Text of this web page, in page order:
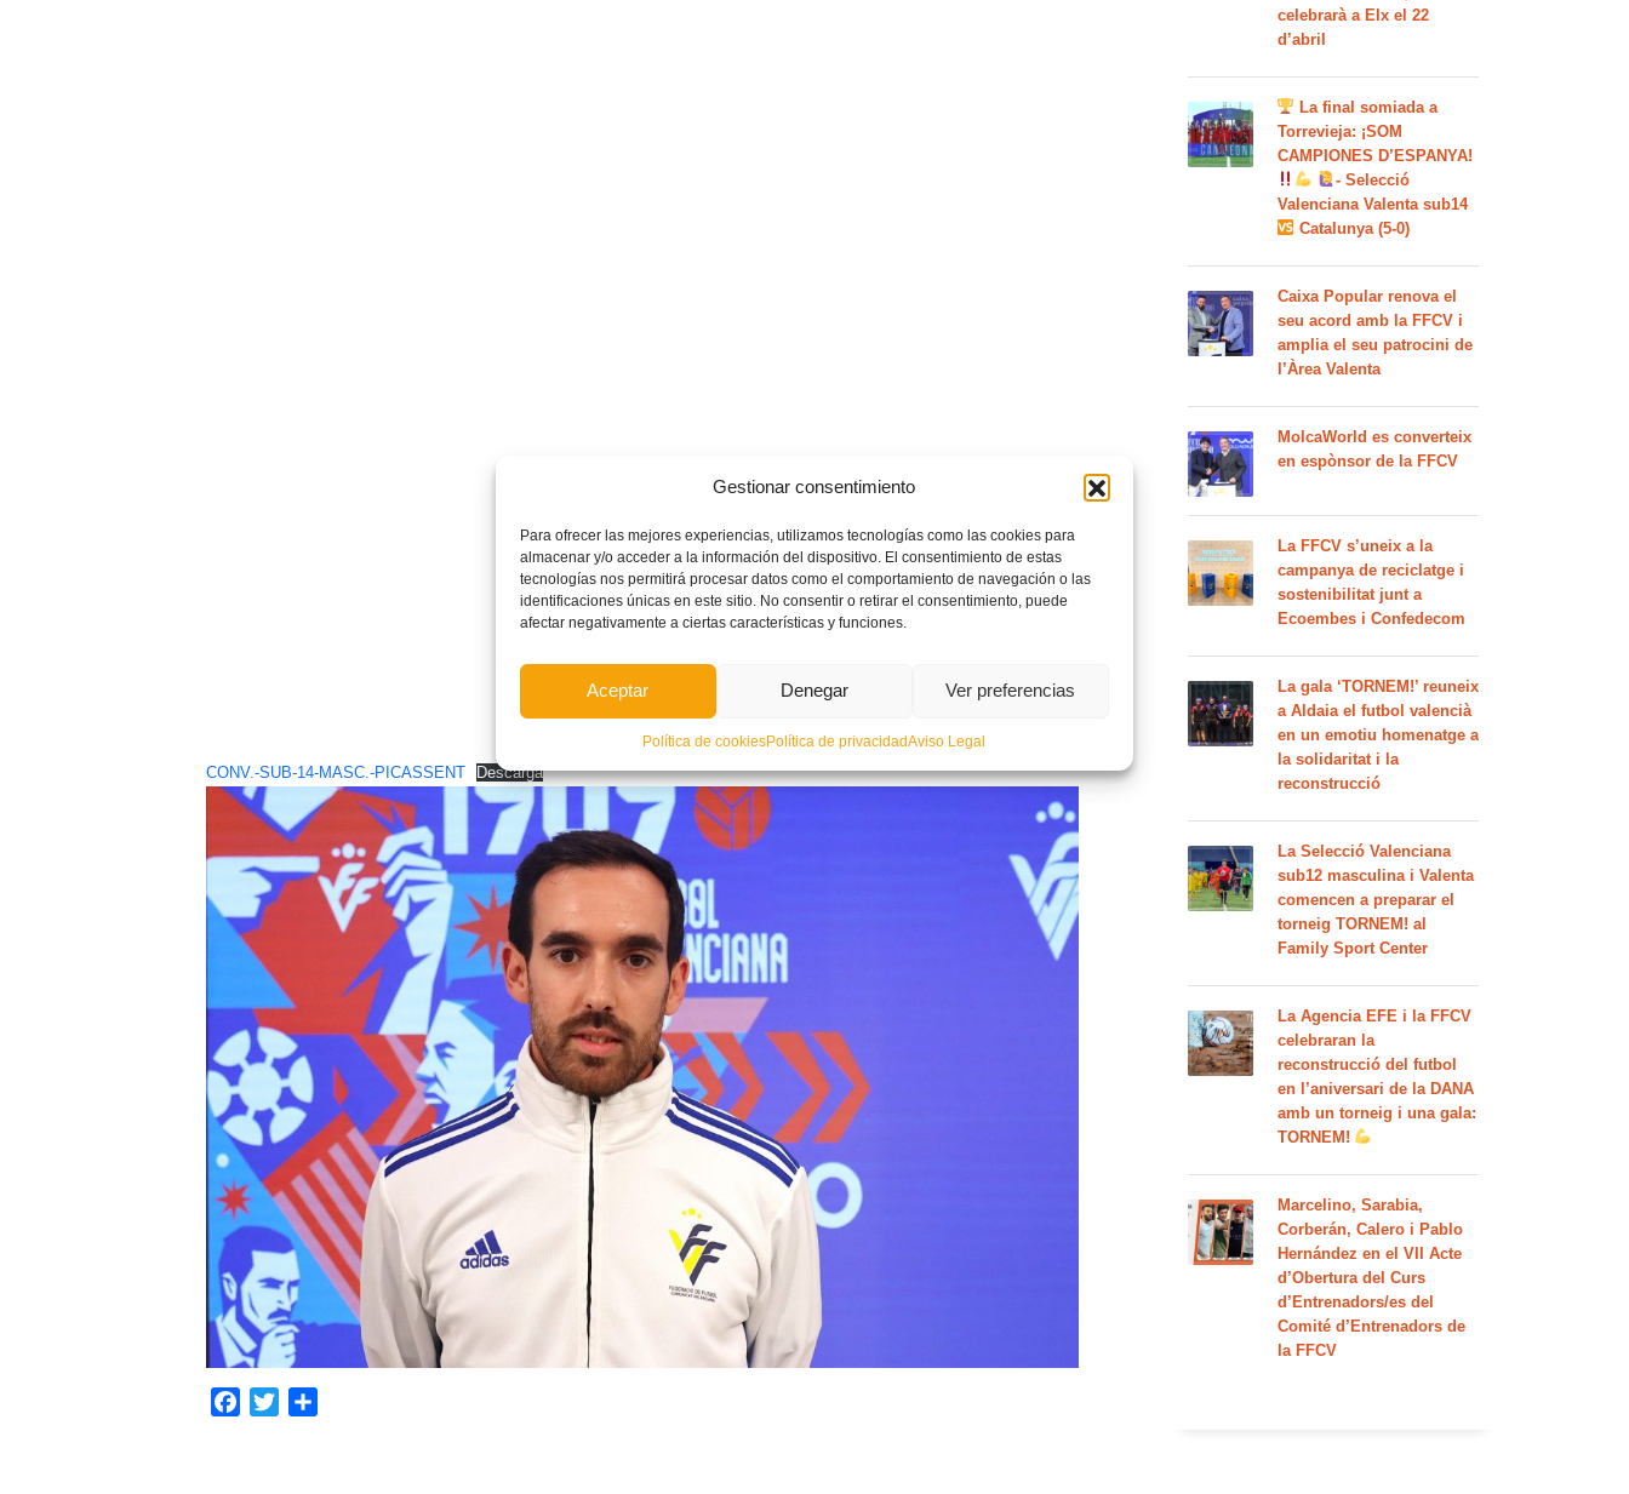
Gestionar consentimiento
Para ofrecer las mejores experiencias, utilizamos tecnologías como las cookies para
almacenar y/o acceder a la información del dispositivo. El consentimiento de estas
tecnologías nos permitirá procesar datos como el comportamiento de navegación o las
identificaciones únicas en este sitio. No consentir o retirar el consentimiento, puede
afectar negativamente a ciertas características y funciones.
Aceptar Denegar Ver preferencias
Política de cookiesPolítica de privacidadAviso Legal
CONV.-SUB-14-MASC.-PICASSENT Descarga
Facebook
Twitter
celebrarà a Elx el 22
d’abril
La final somiada a
Torrevieja: ¡SOM
CAMPIONES D’ESPANYA!
- Selecció
Valenciana Valenta sub14
Catalunya (5-0)
Caixa Popular renova el
seu acord amb la FFCV i
amplia el seu patrocini de
l’Àrea Valenta
MolcaWorld es converteix
en espònsor de la FFCV
La FFCV s’uneix a la
campanya de reciclatge i
sostenibilitat junt a
Ecoembes i Confedecom
La gala ‘TORNEM!’ reuneix
a Aldaia el futbol valencià
en un emotiu homenatge a
la solidaritat i la
reconstrucció
La Selecció Valenciana
sub12 masculina i Valenta
comencen a preparar el
torneig TORNEM! al
Family Sport Center
La Agencia EFE i la FFCV
celebraran la
reconstrucció del futbol
en l’aniversari de la DANA
amb un torneig i una gala:
TORNEM!
Marcelino, Sarabia,
Corberán, Calero i Pablo
Hernández en el VII Acte
d’Obertura del Curs
d’Entrenadors/es del
Comité d’Entrenadors de
la FFCV